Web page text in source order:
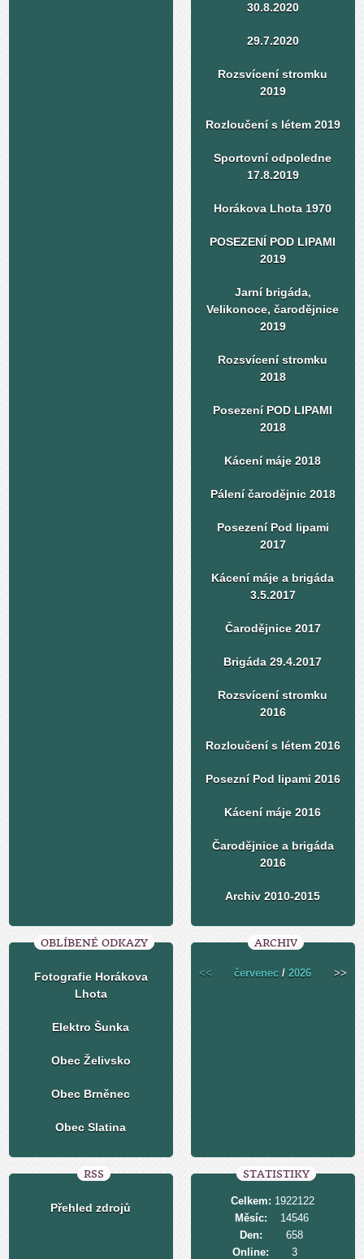
30.8.2020
29.7.2020
Rozsvícení stromku
2019
Rozloučení s létem 2019
Sportovní odpoledne
17.8.2019
Horákova Lhota 1970
POSEZENÍ POD LIPAMI
2019
Jarní brigáda,
Velikonoce, čarodějnice
2019
Rozsvícení stromku
2018
Posezení POD LIPAMI
2018
Kácení máje 2018
Pálení čarodějnic 2018
Posezení Pod lipami
2017
Kácení máje a brigáda
3.5.2017
Čarodějnice 2017
Brigáda 29.4.2017
Rozsvícení stromku
2016
Rozloučení s létem 2016
Posezní Pod lipami 2016
Kácení máje 2016
Čarodějnice a brigáda
2016
Archiv 2010-2015
OBLÍBENÉ ODKAZY
Fotografie Horákova
Lhota
Elektro Šunka
Obec Želivsko
Obec Brněnec
Obec Slatina
ARCHIV
<< červenec /2026 >>
RSS
Přehled zdrojů
STATISTIKY
Online: 3
Celkem: 1922122
Měsíc:
14546
Den:
658